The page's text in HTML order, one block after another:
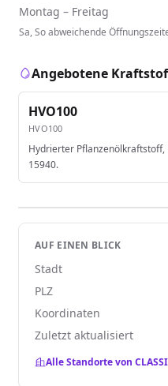
Montag – Freitag
Sa, So abweichende
Angebotene
HVO100
HVO100
Hydrierter Pflanzenölkraftstoff,
15940.
AUF EINEN BLICK
Stadt
PLZ
Koordinaten
Zuletzt aktualisiert
Alle Standorte von